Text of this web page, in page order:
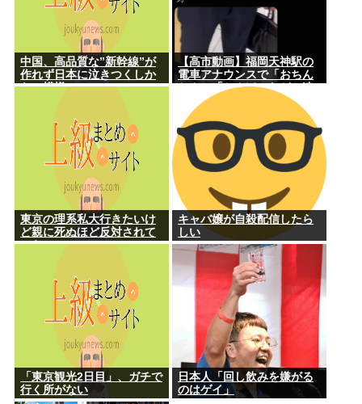
中国、高品質な”新幹線”が
作れず日本に泣きつくしか
ない模様www
【高市動画】福岡天神駅の
電車アナウンスで「おちん
ちん」「ちんぽ」などと連
呼する不審な音声が大音量
で流れる 犯人は不明
東京の理系私大行きたいけ
ど親に死ぬほど反対されて
つらい
キャバ嬢が自殺配信したら
しい
「東京観光2日目」、ガチで
行く所がない
日本人「回し飲みを嫌がる
のはゲイ」